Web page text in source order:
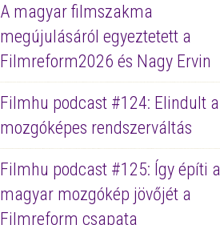
A magyar filmszakma
megújulásáról egyeztetett a
Filmreform2026 és Nagy Ervin
Filmhu podcast #124: Elindult a
mozgóképes rendszerváltás
Filmhu podcast #125: Így építi a
magyar mozgókép jövőjét a
Filmreform csapata